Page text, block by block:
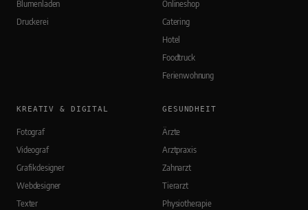
Blumenladen
Druckerei
Onlineshop
Catering
Hotel
Foodtruck
Ferienwohnung
KREATIV & DIGITAL
Fotograf
Videograf
Grafikdesigner
Webdesigner
Texter
GESUNDHEIT
Ärzte
Arztpraxis
Zahnarzt
Tierarzt
Physiotherapie